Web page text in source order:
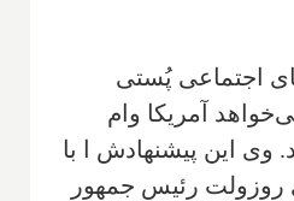
اجتماعی پُستی
آمریکا وام
بدهد. وی این پیشنهادش ا با
روزولت رئیس جمهور